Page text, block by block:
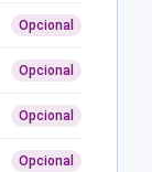
Opcional
Opcional
Opcional
Opcional